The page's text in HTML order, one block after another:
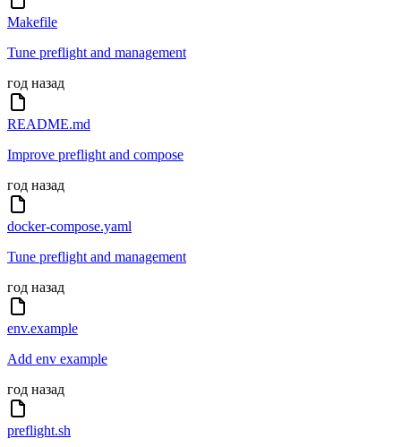
Makefile
Tune preflight and management
год назад
README.md
Improve preflight and compose
год назад
docker-compose.yaml
Tune preflight and management
год назад
env.example
Add env example
год назад
preflight.sh